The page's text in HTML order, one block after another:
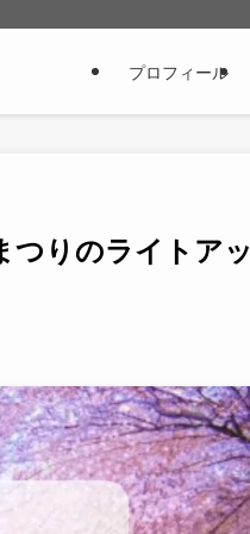
プロフィール
つりのライトアッ